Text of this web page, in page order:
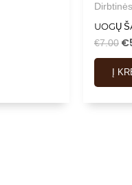
UOGŲ
€7.00 €
Į